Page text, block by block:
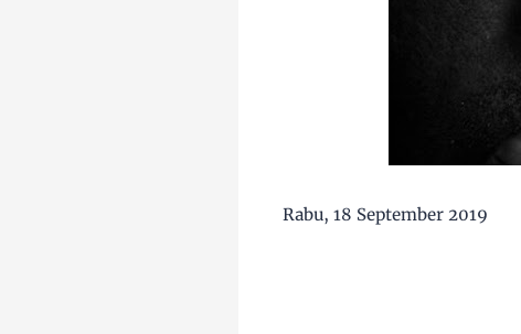
Rabu, 18 September 2019